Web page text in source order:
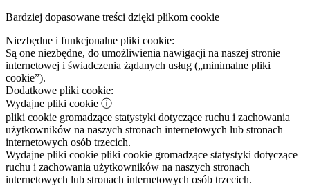
Bardziej dopasowane treści dzięki plikom cookie
Niezbędne i funkcjonalne pliki cookie:
Są one niezbędne, do umożliwienia nawigacji na naszej stronie
internetowej i świadczenia żądanych usług („minimalne pliki
cookie”).
Dodatkowe pliki cookie:
Wydajne pliki cookie ⓘ
pliki cookie gromadzące statystyki dotyczące ruchu i zachowania
użytkowników na naszych stronach internetowych lub stronach
internetowych osób trzecich.
Wydajne pliki cookie pliki cookie gromadzące statystyki dotyczące
ruchu i zachowania użytkowników na naszych stronach
internetowych lub stronach internetowych osób trzecich.